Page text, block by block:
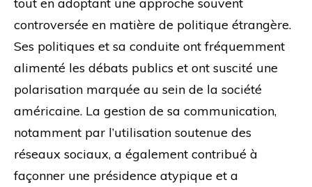
controversée en matière de politique étrangère.
Ses politiques et sa conduite ont fréquemment
alimenté les débats publics et ont suscité une
polarisation marquée au sein de la société
américaine. La gestion de sa communication,
notamment par l’utilisation soutenue des
réseaux sociaux, a également contribué à
façonner une présidence atypique et a